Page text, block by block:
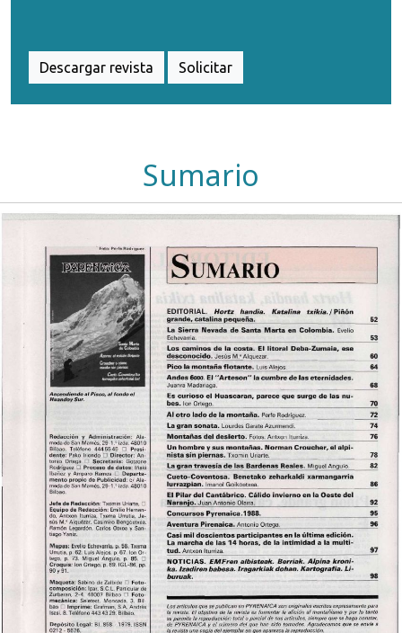
Descargar revista Solicitar
Sumario